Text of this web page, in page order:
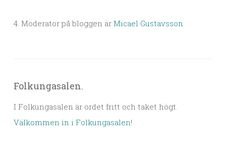
4. Moderator på bloggen är Micael Gustavsson
Folkungasalen.
I Folkungasalen är ordet fritt och taket högt.
Välkommen in i Folkungasalen!